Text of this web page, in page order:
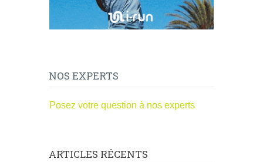
NOS EXPERTS
Posez votre question à nos experts
ARTICLES RÉCENTS